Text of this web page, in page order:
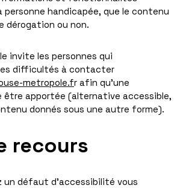
personne handicapée, que le contenu
dérogation ou non.
invite les personnes qui
difficultés à contacter
metropole.fr afin qu’une
être apportée (alternative accessible,
donnés sous une autre forme).
recours
défaut d’accessibilité vous